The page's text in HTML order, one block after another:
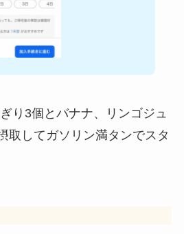
り3個とバナナ、リンゴジュ
取してガソリン満タンでスタ